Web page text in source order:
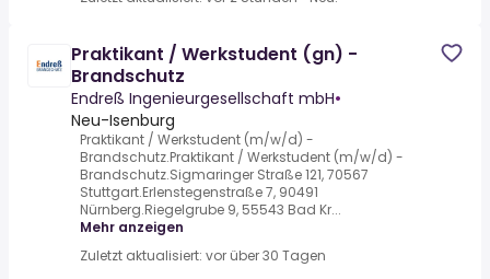
Praktikant / Werkstudent (gn) -
Brandschutz
Endreß Ingenieurgesellschaft mbH•
Neu-Isenburg
Praktikant / Werkstudent (m/w/d) -
Brandschutz.Praktikant / Werkstudent (m/w/d) -
Brandschutz.Sigmaringer Straße 121, 70567
Stuttgart.Erlenstegenstraße 7, 90491
Nürnberg.Riegelgrube 9, 55543 Bad Kr...
Mehr anzeigen
Zuletzt aktualisiert: vor über 30 Tagen